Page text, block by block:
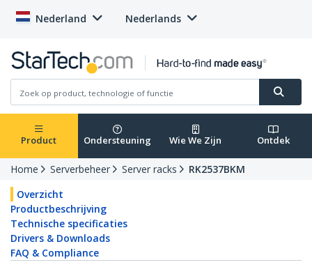
Nederland Nederlands
Product Ondersteuning Wie We Zijn Ontdek
Home Serverbeheer Server racks
RK2537BKM
Overzicht
Productbeschrijving
Technische specificaties
Drivers & Downloads
FAQ & Compliance